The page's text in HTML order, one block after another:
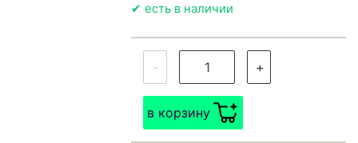
✔ есть в наличии
- +
в корзину